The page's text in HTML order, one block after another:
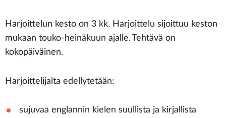
Harjoittelun kesto on 3 kk. Harjoittelu sijoittuu keston
mukaan touko-heinäkuun ajalle. Tehtävä on
kokopäiväinen.
Harjoittelijalta edellytetään:
sujuvaa englannin kielen suullista ja kirjallista